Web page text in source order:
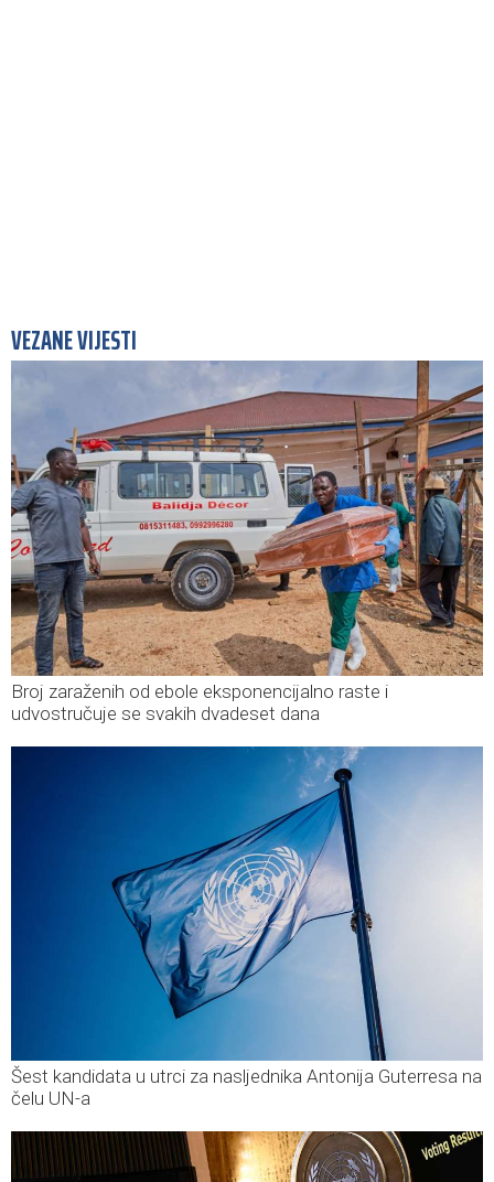
VEZANE VIJESTI
Broj zaraženih od ebole eksponencijalno raste i
udvostručuje se svakih dvadeset dana
Šest kandidata u utrci za nasljednika Antonija Guterresa na
čelu UN-a